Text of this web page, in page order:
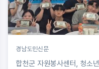
경남도민신문
합천군 자원봉사센터, 청소년